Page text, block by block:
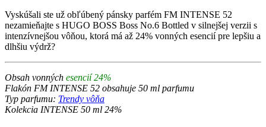
Vyskúšali ste už obľúbený pánsky parfém FM INTENSE 52
nezamieňajte s HUGO BOSS Boss No.6 Bottled v silnejšej verzii s
intenzívnejšou vôňou, ktorá má až 24% vonných esencií pre lepšiu a
dlhšiu výdrž?
Obsah vonných esencií 24%
Flakón FM INTENSE 52 obsahuje 50 ml parfumu
Typ parfumu: Trendy vôňa
Kolekcia INTENSE 50 ml 24%